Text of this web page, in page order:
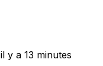
il y a 13 minutes